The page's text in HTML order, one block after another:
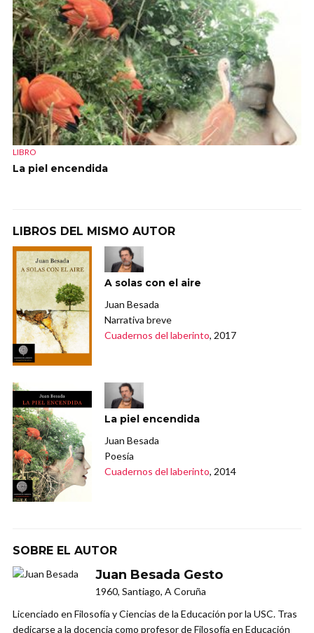
LIBRO
La piel encendida
LIBROS DEL MISMO AUTOR
A solas con el aire
Juan Besada
Narrativa breve
Cuadernos del laberinto, 2017
La piel encendida
Juan Besada
Poesía
Cuadernos del laberinto, 2014
SOBRE EL AUTOR
Juan Besada Gesto
1960, Santiago, A Coruña
Licenciado en Filosofía y Ciencias de la Educación por la USC. Tras
dedicarse a la docencia como profesor de Filosofía en Educación